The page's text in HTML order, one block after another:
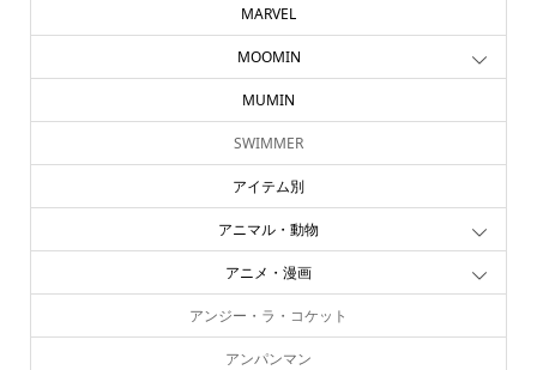
MARVEL
MOOMIN
MUMIN
SWIMMER
アイテム別
アニマル・動物
アニメ・漫画
アンジー・ラ・コケット
アンパンマン